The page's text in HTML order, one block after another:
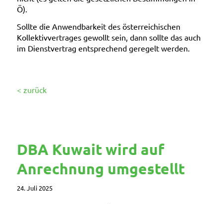
Ö).
Sollte die Anwendbarkeit des österreichischen
Kollektivvertrages gewollt sein, dann sollte das auch
im Dienstvertrag entsprechend geregelt werden.
< zurück
DBA Kuwait wird auf
Anrechnung umgestellt
24. Juli 2025